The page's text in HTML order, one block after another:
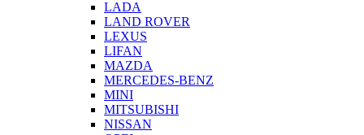
LADA
LAND ROVER
LEXUS
LIFAN
MAZDA
MERCEDES-BENZ
MINI
MITSUBISHI
NISSAN